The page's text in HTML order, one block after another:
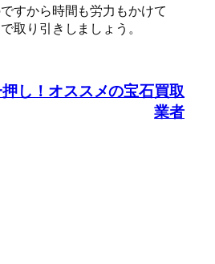
すから時間も労力もかけて
取り引きしましょう。
し！オススメの宝石買取
業者